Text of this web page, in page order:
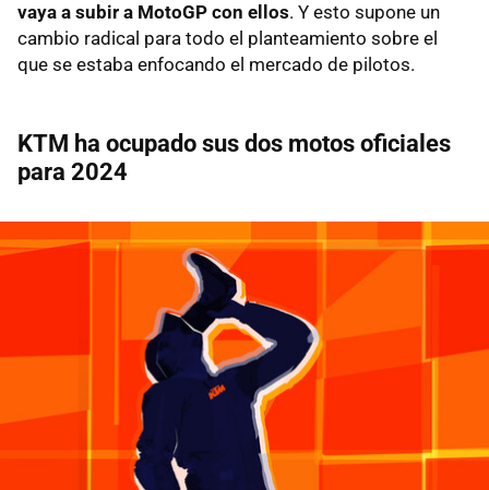
vaya a subir a MotoGP con ellos. Y esto supone un
cambio radical para todo el planteamiento sobre el
que se estaba enfocando el mercado de pilotos.
KTM ha ocupado sus dos motos oficiales
para 2024